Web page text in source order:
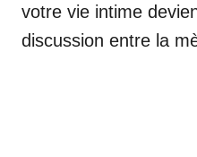
votre vie intime
discussion entre la